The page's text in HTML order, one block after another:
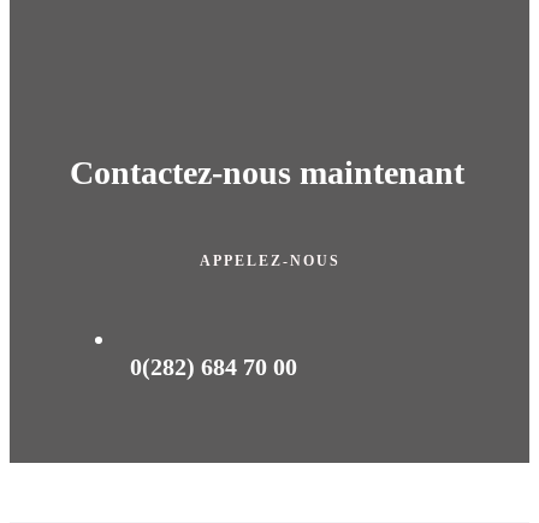
Contactez-nous maintenant
APPELEZ-NOUS
0(282) 684 70 00